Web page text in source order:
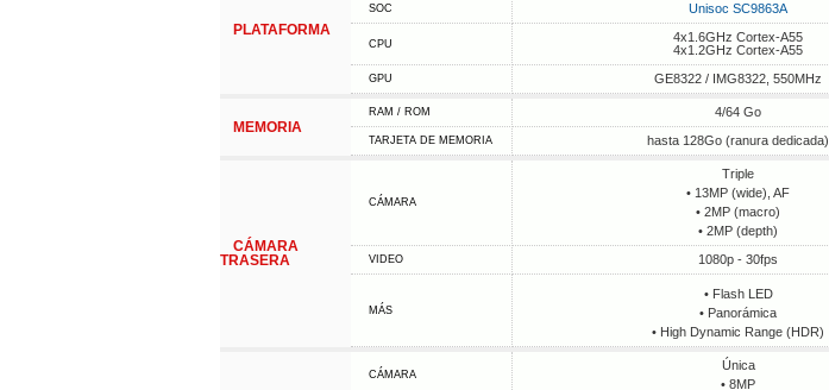
PLATAFORMA
SOC Unisoc SC9863A
CPU
4x1.6GHz Cortex-A55
4x1.2GHz Cortex-A55
GPU GE8322 / IMG8322, 550MHz
MEMORIA
RAM / ROM 4/64 Go
TARJETA DE MEMORIA hasta 128Go (ranura dedicada)
CÁMARA
TRASERA
CÁMARA
Triple
• 13MP (wide), AF
• 2MP (macro)
• 2MP (depth)
VIDEO 1080p - 30fps
MÁS
• Flash LED
• Panorámica
• High Dynamic Range (HDR)
CÁMARA
Única
• 8MP